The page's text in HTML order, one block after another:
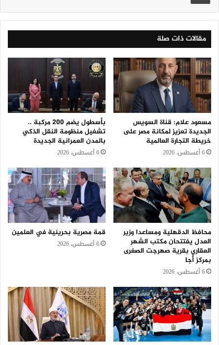
مقالات ذات صلة
مسعود علام: قناة السويس
الجديدة تعزيز لمكانة مصر على
خريطة التجارة العالمية
6 أغسطس، 2026
بأسطول يضم 200 مركبة ..
تشغيل منظومة النقل الذكي
بالمدن العمرانية الجديدة
6 أغسطس، 2026
محافظ الدقهلية ومساعدا وزير
العدل يفتتحان مكتب الشهر
العقاري بقرية صهرجت الصغرى
بمركز أجا
6 أغسطس، 2026
قمة مصرية بحرينية في العلمين
6 أغسطس، 2026